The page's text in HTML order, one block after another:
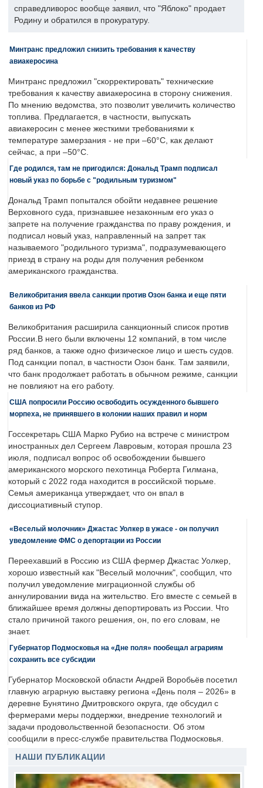
справедливорос вообще заявил, что "Яблоко" продает
Родину и обратился в прокуратуру.
Минтранс предложил снизить требования к качеству
авиакеросина
Минтранс предложил "скорректировать" технические
требования к качеству авиакеросина в сторону снижения.
По мнению ведомства, это позволит увеличить количество
топлива. Предлагается, в частности, выпускать
авиакеросин с менее жесткими требованиями к
температуре замерзания - не при –60°C, как делают
сейчас, а при –50°C.
Где родился, там не пригодился: Дональд Трамп подписал
новый указ по борьбе с "родильным туризмом"
Дональд Трамп попытался обойти недавнее решение
Верховного суда, признавшее незаконным его указ о
запрете на получение гражданства по праву рождения, и
подписал новый указ, направленный на запрет так
называемого "родильного туризма", подразумевающего
приезд в страну на роды для получения ребенком
американского гражданства.
Великобритания ввела санкции против Озон банка и еще пяти
банков из РФ
Великобритания расширила санкционный список против
России.В него были включены 12 компаний, в том числе
ряд банков, а также одно физическое лицо и шесть судов.
Под санкции попал, в частности Озон банк. Там заявили,
что банк продолжает работать в обычном режиме, санкции
не повлияют на его работу.
США попросили Россию освободить осужденного бывшего
морпеха, не принявшего в колонии наших правил и норм
Госсекретарь США Марко Рубио на встрече с министром
иностранных дел Сергеем Лавровым, которая прошла 23
июля, подписал вопрос об освобождении бывшего
американского морского пехотинца Роберта Гилмана,
который с 2022 года находится в российской тюрьме.
Семья американца утверждает, что он впал в
диссоциативный ступор.
«Веселый молочник» Джастас Уолкер в ужасе - он получил
уведомление ФМС о депортации из России
Переехавший в Россию из США фермер Джастас Уолкер,
хорошо известный как "Веселый молочник", сообщил, что
получил уведомление миграционной службы об
аннулировании вида на жительство. Его вместе с семьей в
ближайшее время должны депортировать из России. Что
стало причиной такого решения, он, по его словам, не
знает.
Губернатор Подмосковья на «Дне поля» пообещал аграриям
сохранить все субсидии
Губернатор Московской области Андрей Воробьёв посетил
главную аграрную выставку региона «День поля – 2026» в
деревне Бунятино Дмитровского округа, где обсудил с
фермерами меры поддержки, внедрение технологий и
задачи продовольственной безопасности. Об этом
сообщили в пресс-службе правительства Подмосковья.
НАШИ ПУБЛИКАЦИИ